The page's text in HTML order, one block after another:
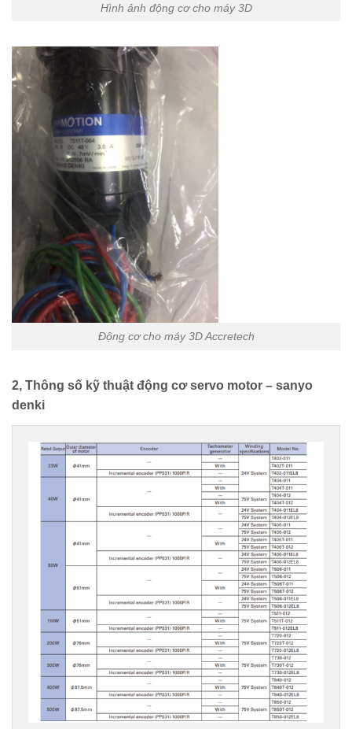
Hình ảnh động cơ cho máy 3D
Động cơ cho máy 3D Accretech
2, Thông số kỹ thuật động cơ servo motor – sanyo
denki